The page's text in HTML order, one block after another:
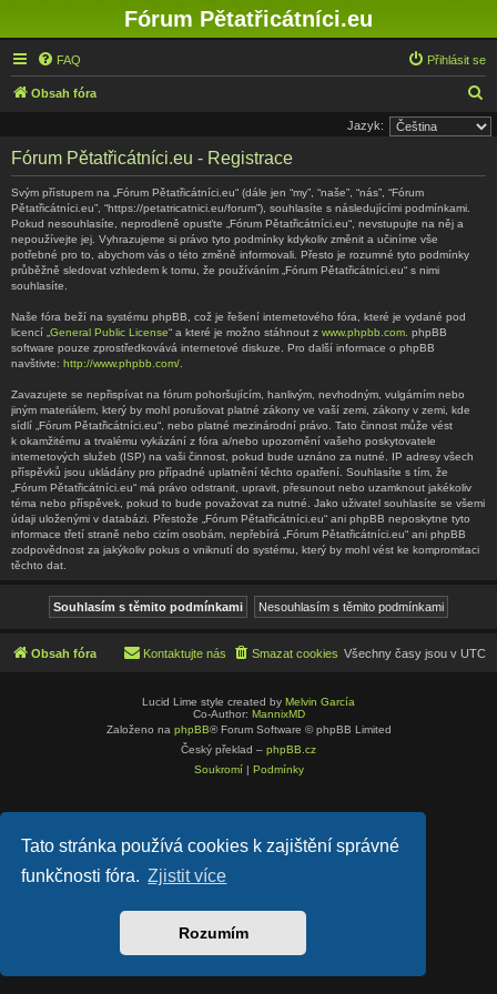
Tato stránka používá cookies k zajištění správné
funkčnosti fóra. Zjistit více
Rozumím
Fórum Pětatřicátníci.eu
FAQ Přihlásit se
Obsah fóra
l
Jazyk:
Fórum Pětatřicátníci.eu - Registrace
Svým přístupem na „Fórum Pětatřicátníci.eu“ (dále jen “my”, “naše”, “nás”, “Fórum
Pětatřicátníci.eu”, “https://petatricatnici.eu/forum”), souhlasíte s následujícími podmínkami.
Pokud nesouhlasíte, neprodleně opusťte „Fórum Pětatřicátníci.eu“, nevstupujte na něj a
nepoužívejte jej. Vyhrazujeme si právo tyto podmínky kdykoliv změnit a učiníme vše
potřebné pro to, abychom vás o této změně informovali. Přesto je rozumné tyto podmínky
průběžně sledovat vzhledem k tomu, že používáním „Fórum Pětatřicátníci.eu“ s nimi
souhlasíte.
Naše fóra beží na systému phpBB, což je řešení internetového fóra, které je vydané pod
licencí „ General Public License“ a které je možno stáhnout z www.phpbb.com . phpBB
software pouze zprostředkovává internetové diskuze. Pro další informace o phpBB
navštivte: http://www.phpbb.com/
Zavazujete se nepřispívat na fórum pohoršujícím, hanlivým, nevhodným, vulgárním nebo
jiným materiálem, který by mohl porušovat platné zákony ve vaší zemi, zákony v zemi, kde
sídlí „Fórum Pětatřicátníci.eu“, nebo platné mezinárodní právo. Tato činnost může vést
k okamžitému a trvalému vykázání z fóra a/nebo upozornění vašeho poskytovatele
internetových služeb (ISP) na vaši činnost, pokud bude uznáno za nutné. IP adresy všech
příspěvků jsou ukládány pro případné uplatnění těchto opatření. Souhlasíte s tím, že
„Fórum Pětatřicátníci.eu“ má právo odstranit, upravit, přesunout nebo uzamknout jakékoliv
téma nebo příspěvek, pokud to bude považovat za nutné. Jako uživatel souhlasíte se všemi
údaji uloženými v databázi. Přestože „Fórum Pětatřicátníci.eu“ ani phpBB neposkytne tyto
informace třetí straně nebo cizím osobám, nepřebírá „Fórum Pětatřicátníci.eu“ ani phpBB
zodpovědnost za jakýkoliv pokus o vniknutí do systému, který by mohl vést ke kompromitaci
těchto dat.
Obsah fóra Všechny časy jsou v UTC
Smazat cookies
Kontaktujte nás
Lucid Lime style created by Melvin García
Co-Author: MannixMD
Založeno na phpBB® Forum Software © phpBB Limited
Český překlad – phpBB.cz
Soukromí| Podmínky